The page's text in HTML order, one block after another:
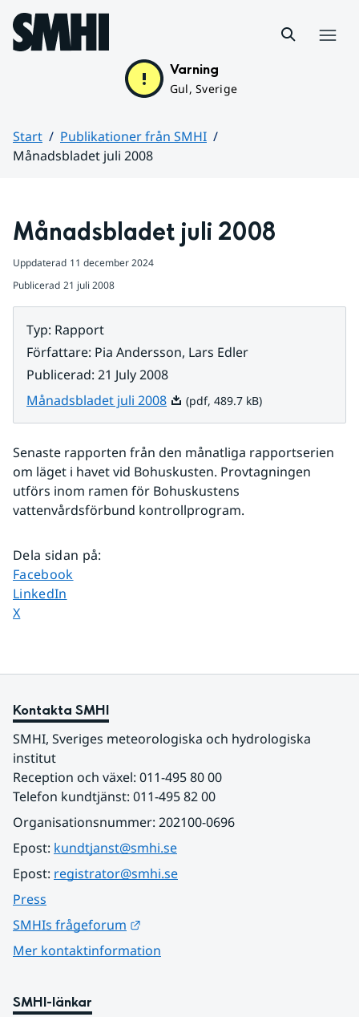
Hoppa till sidans innehåll
Varning
Gul, Sverige
Start
Publikationer från SMHI
Månadsbladet juli 2008
Månadsbladet juli 2008
Uppdaterad 11 december 2024
Publicerad 21 juli 2008
Typ: Rapport
Författare: Pia Andersson, Lars Edler
Publicerad: 21 July 2008
Månadsbladet juli 2008Pdf, 489.7 kB.
(pdf, 489.7 kB)
Senaste rapporten från den månatliga rapportserien
om läget i havet vid Bohuskusten. Provtagningen
utförs inom ramen för Bohuskustens
vattenvårdsförbund kontrollprogram.
Dela sidan på:
Dela sidan på
Facebook
Dela sidan på
LinkedIn
Dela sidan på
X
Kontakta SMHI
SMHI, Sveriges meteorologiska och hydrologiska
institut
Reception och växel: 011-495 80 00
Telefon kundtjänst: 011-495 82 00
Organisationsnummer: 202100-0696
Epost: kundtjanst@smhi.se
Epost: registrator@smhi.se
Press
SMHIs frågeforum
Mer kontaktinformation
SMHI-länkar